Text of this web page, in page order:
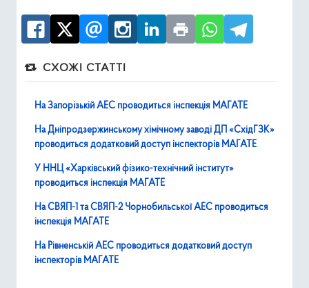
СХОЖІ СТАТТІ
На Запорізькій АЕС проводиться інспекція МАГАТЕ
На Дніпродзержинському хімічному заводі ДП «СхідГЗК»
проводиться додатковий доступ інспекторів МАГАТЕ
У ННЦ «Харківський фізико-технічний інститут»
проводиться інспекція МАГАТЕ
На СВЯП-1 та СВЯП-2 Чорнобильської АЕС проводиться
інспекція МАГАТЕ
На Рівненській АЕС проводиться додатковий доступ
інспекторів МАГАТЕ